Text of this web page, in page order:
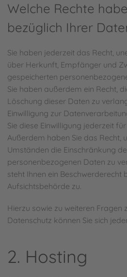
Welche Rechte
bezüglich Ihrer
Sie haben jederzeit das Recht,
über Herkunft, Empfänger und
gespeicherten
Sie haben außerdem ein Recht,
Löschung dieser Daten zu
Einwilligung zur
Sie diese Einwilligung jederzeit
Außerdem haben Sie das Recht,
Umständen die Einschränkung
personenbezogenen Daten zu
steht Ihnen ein Beschwerderecht
Aufsichtsbehörde zu.
Hierzu sowie zu weiteren Fragen
Datenschutz können Sie sich
2. Hosting